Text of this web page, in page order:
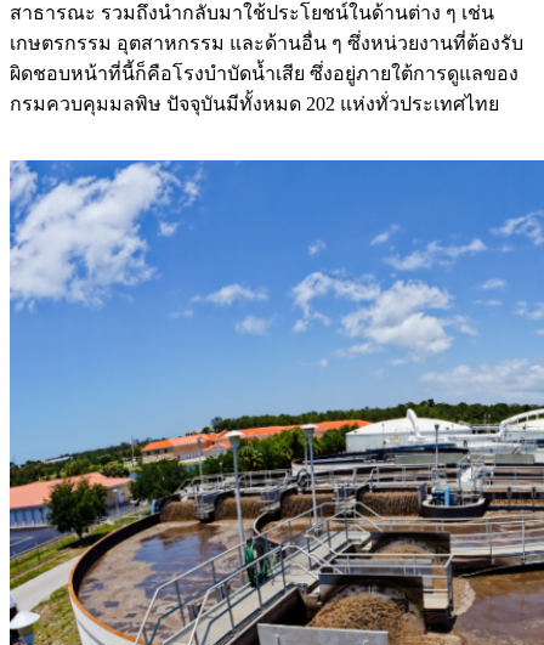
สาธารณะ รวมถึงนำกลับมาใช้ประโยชน์ในด้านต่าง ๆ เช่น
เกษตรกรรม อุตสาหกรรม และด้านอื่น ๆ ซึ่งหน่วยงานที่ต้องรับ
ผิดชอบหน้าที่นี้ก็คือโรงบำบัดน้ำเสีย ซึ่งอยู่ภายใต้การดูแลของ
กรมควบคุมมลพิษ ปัจจุบันมีทั้งหมด 202 แห่งทั่วประเทศไทย